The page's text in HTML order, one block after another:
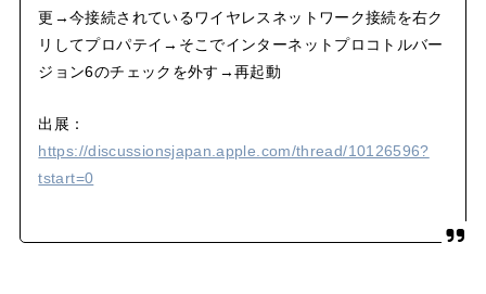
更→今接続されているワイヤレスネットワーク接続を右ク
リしてプロパテイ→そこでインターネットプロコトルバー
ジョン6のチェックを外す→再起動
出展：
https://discussionsjapan.apple.com/thread/10126596?
tstart=0